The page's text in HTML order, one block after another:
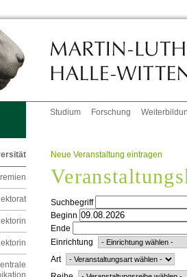
Studium Forschung
Neue Veranstaltung eintragen
Suchbegriff
Beginn
Ende
Einrichtung
Art